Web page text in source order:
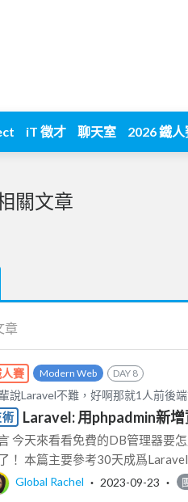
iT 徵才 聊天室 2026 鐵人
關文章
章
賽 Modern Web DAY 8
說Laravel不難，好啊那就1人前後
Laravel: 用phpadmin新
今天來看看免費的DB管理器要
！ 本篇主要參考30天成爲
Global Rachel ‧ 2023-09-23 ‧